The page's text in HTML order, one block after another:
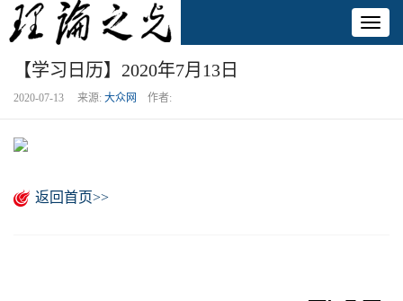
【学习日历】2020年7月13日
2020-07-13 来源: 大众网 作者:
返回首页>>